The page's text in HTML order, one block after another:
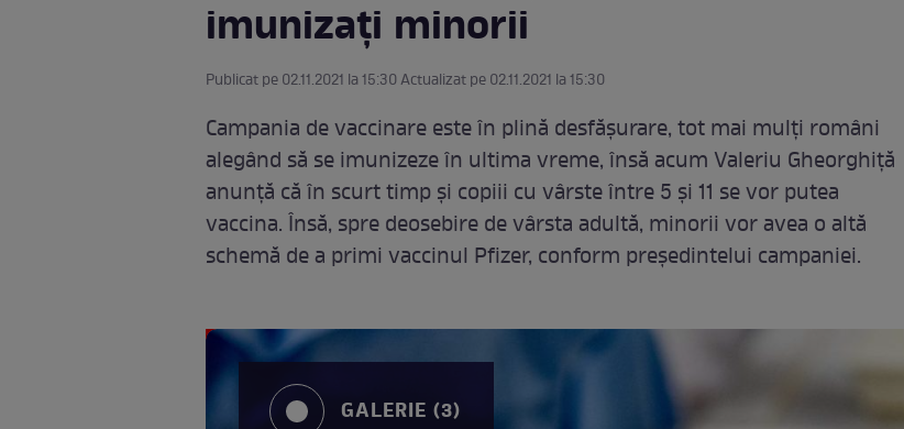
imunizați minorii
Publicat pe 02.11.2021 la 15:30 Actualizat pe 02.11.2021 la 15:30
Campania de vaccinare este în plină desfășurare, tot mai mulți români
alegând să se imunizeze în ultima vreme, însă acum Valeriu Gheorghiță
anunță că în scurt timp și copiii cu vârste între 5 și 11 se vor putea
vaccina. Însă, spre deosebire de vârsta adultă, minorii vor avea o altă
schemă de a primi vaccinul Pfizer, conform președintelui campaniei.
GALERIE (3)